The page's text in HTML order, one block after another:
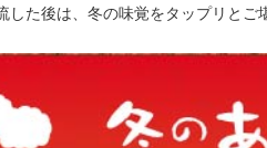
した後は、冬の味覚をタップリとご